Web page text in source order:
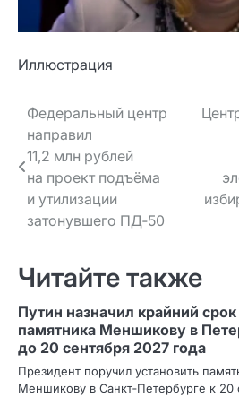
Иллюстрация
Навигация
по записям
Федеральный центр
направил
11,2 млн рублей
на проект подъёма
и утилизации
затонувшего ПД‑50
Читайте также
Путин назначил крайний срок
памятника Меншикову в
до 20 сентября 2027 года
Президент поручил установить
Меншикову в Санкт‑Петербурге к 20